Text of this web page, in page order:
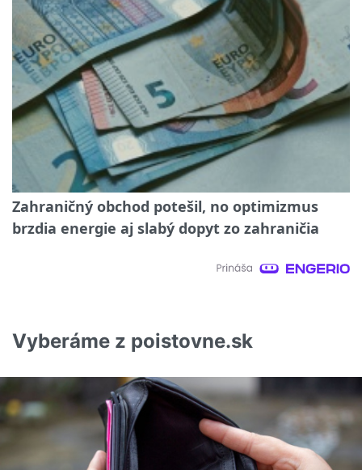
Zahraničný obchod potešil, no optimizmus
brzdia energie aj slabý dopyt zo zahraničia
Vyberáme z poistovne.sk